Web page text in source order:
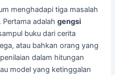
menghadapi tiga masalah
Pertama adalahgengsi
buku dari cerita
atau bahkan orang yang
dalam hitungan
model yang ketinggalan